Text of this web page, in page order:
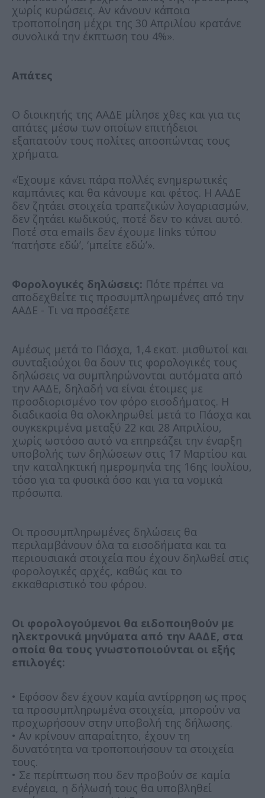
χωρίς κυρώσεις. Αν κάνουν κάποια
τροποποίηση μέχρι της 30 Απριλίου κρατάνε
συνολικά την έκπτωση του 4%».
Απάτες
Ο διοικητής της ΑΑΔΕ μίλησε χθες και για τις
απάτες μέσω των οποίων επιτήδειοι
εξαπατούν τους πολίτες αποσπώντας τους
χρήματα.
«Έχουμε κάνει πάρα πολλές ενημερωτικές
καμπάνιες και θα κάνουμε και φέτος. Η ΑΑΔΕ
δεν ζητάει στοιχεία τραπεζικών λογαριασμών,
δεν ζητάει κωδικούς, ποτέ δεν το κάνει αυτό.
Ποτέ στα emails δεν έχουμε links τύπου
‘πατήστε εδώ’, ‘μπείτε εδώ’».
Φορολογικές δηλώσεις: Πότε πρέπει να
αποδεχθείτε τις προσυμπληρωμένες από την
ΑΑΔΕ - Τι να προσέξετε
Αμέσως μετά το Πάσχα, 1,4 εκατ. μισθωτοί και
συνταξιούχοι θα δουν τις φορολογικές τους
δηλώσεις να συμπληρώνονται αυτόματα από
την ΑΑΔΕ, δηλαδή να είναι έτοιμες με
προσδιορισμένο τον φόρο εισοδήματος. Η
διαδικασία θα ολοκληρωθεί μετά το Πάσχα και
συγκεκριμένα μεταξύ 22 και 28 Απριλίου,
χωρίς ωστόσο αυτό να επηρεάζει την έναρξη
υποβολής των δηλώσεων στις 17 Μαρτίου και
την καταληκτική ημερομηνία της 16ης Ιουλίου,
τόσο για τα φυσικά όσο και για τα νομικά
πρόσωπα.
Οι προσυμπληρωμένες δηλώσεις θα
περιλαμβάνουν όλα τα εισοδήματα και τα
περιουσιακά στοιχεία που έχουν δηλωθεί στις
φορολογικές αρχές, καθώς και το
εκκαθαριστικό του φόρου.
Οι φορολογούμενοι θα ειδοποιηθούν με
ηλεκτρονικά μηνύματα από την ΑΑΔΕ, στα
οποία θα τους γνωστοποιούνται οι εξής
επιλογές:
• Εφόσον δεν έχουν καμία αντίρρηση ως προς
τα προσυμπληρωμένα στοιχεία, μπορούν να
προχωρήσουν στην υποβολή της δήλωσης.
• Αν κρίνουν απαραίτητο, έχουν τη
δυνατότητα να τροποποιήσουν τα στοιχεία
τους.
• Σε περίπτωση που δεν προβούν σε καμία
ενέργεια, η δήλωσή τους θα υποβληθεί